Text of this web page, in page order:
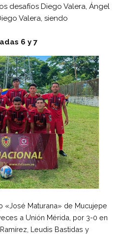
desafíos Diego Valera, Ángel
Valera, siendo
6 y 7
«José Maturana» de Mucujepe
a Unión Mérida, por 3-0 en
Leudis Bastidas y